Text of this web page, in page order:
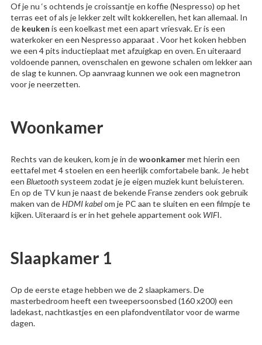
Of je nu ‘s ochtends je croissantje en koffie (Nespresso) op het
terras eet of als je lekker zelt wilt kokkerellen, het kan allemaal. In
de keuken is een koelkast met een apart vriesvak. Er is een
waterkoker en een Nespresso apparaat . Voor het koken hebben
we een 4 pits inductieplaat met afzuigkap en oven. En uiteraard
voldoende pannen, ovenschalen en gewone schalen om lekker aan
de slag te kunnen. Op aanvraag kunnen we ook een magnetron
voor je neerzetten.
Woonkamer
Rechts van de keuken, kom je in dewoonkamermet hierin een
eettafel met 4 stoelen en een heerlijk comfortabele bank. Je hebt
een Bluetoothsysteem zodat je je eigen muziek kunt beluisteren.
En op de TV kun je naast de bekende Franse zenders ook gebruik
maken van deHDMI kabelom je PC aan te sluiten en een filmpje te
kijken. Uiteraard is er in het gehele appartement ook WIFI.
Slaapkamer 1
Op de eerste etage hebben we de 2 slaapkamers. De
masterbedroom heeft een tweepersoonsbed (160 x200) een
ladekast, nachtkastjes en een plafondventilator voor de warme
dagen.